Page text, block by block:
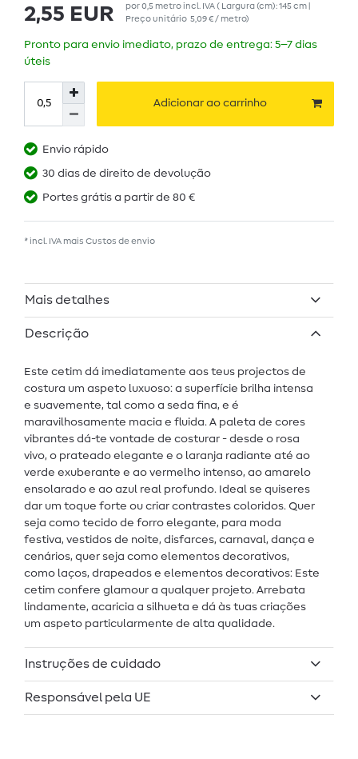
2,55 EUR por0,5 metroincl. IVA( Largura (cm): 145 cm |
Preço unitário 5,09 € / metro)
Pronto para envio imediato, prazo de entrega: 5–7 dias
úteis
Adicionar ao carrinho
Envio rápido
30 dias de direito de devolução
Portes grátis a partir de 80 €
* incl. IVA mais Custos de envio
Mais detalhes
Descrição
Este cetim dá imediatamente aos teus projectos de
costura um aspeto luxuoso: a superfície brilha intensa
e suavemente, tal como a seda fina, e é
maravilhosamente macia e fluida. A paleta de cores
vibrantes dá-te vontade de costurar - desde o rosa
vivo, o prateado elegante e o laranja radiante até ao
verde exuberante e ao vermelho intenso, ao amarelo
ensolarado e ao azul real profundo. Ideal se quiseres
dar um toque forte ou criar contrastes coloridos. Quer
seja como tecido de forro elegante, para moda
festiva, vestidos de noite, disfarces, carnaval, dança e
cenários, quer seja como elementos decorativos,
como laços, drapeados e elementos decorativos: Este
cetim confere glamour a qualquer projeto. Arrebata
lindamente, acaricia a silhueta e dá às tuas criações
um aspeto particularmente de alta qualidade.
Instruções de cuidado
Responsável pela UE